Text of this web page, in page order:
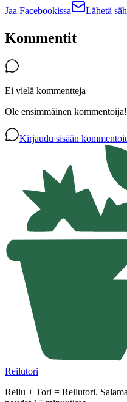
Jaa Facebookissa Lähetä
Kommentit
Ei vielä kommentteja
Ole ensimmäinen kommentoija!
Kirjaudu sisään
Reilutori
Reilu + Tori = Reilutori.